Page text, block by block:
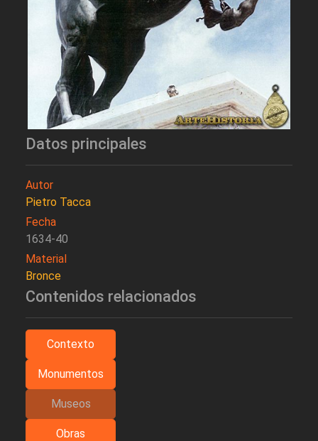
Datos principales
Autor
Pietro Tacca
Fecha
1634-40
Material
Bronce
Contenidos relacionados
Contexto
Monumentos
Museos
Obras